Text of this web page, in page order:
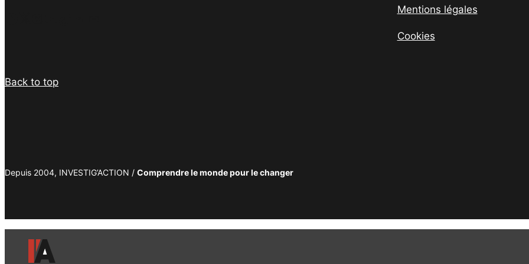
Mentions légales
Cookies
Back to top
Depuis 2004, INVESTIG’ACTION / Comprendre le monde pour le changer